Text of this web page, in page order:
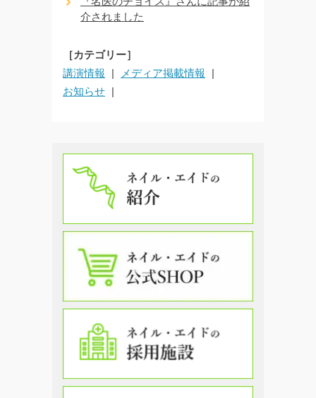
介されました
［カテゴリー］
講演情報
メディア掲載情報
お知らせ